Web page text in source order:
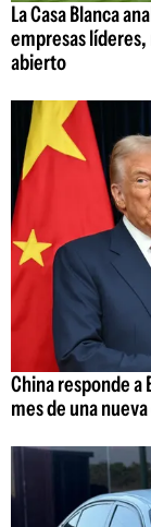
La Casa Blanca
empresas
abierto
China responde a
mes de una